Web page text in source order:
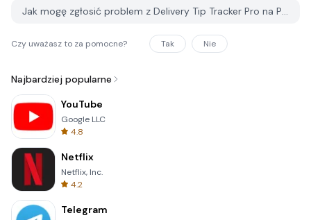
Jak mogę zgłosić problem z Delivery Tip Tracker Pro na PGYER APK HUB?
Czy uważasz to za pomocne? Tak Nie
Najbardziej popularne
YouTube
Google LLC
4.8
Netflix
Netflix, Inc.
4.2
Telegram